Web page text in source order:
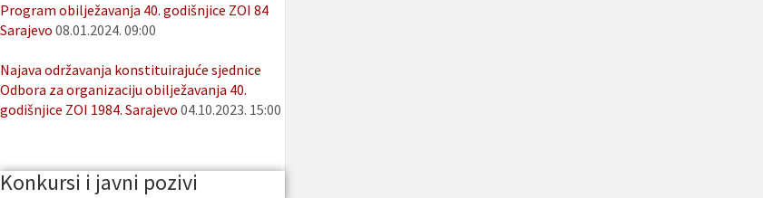
Program obilježavanja 40. godišnjice ZOI 84
Sarajevo 08.01.2024. 09:00
Najava održavanja konstituirajuće sjednice
Odbora za organizaciju obilježavanja 40.
godišnjice ZOI 1984. Sarajevo 04.10.2023. 15:00
Konkursi i javni pozivi